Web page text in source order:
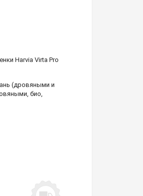
Harvia Virta Pro
(дровяными и
био,